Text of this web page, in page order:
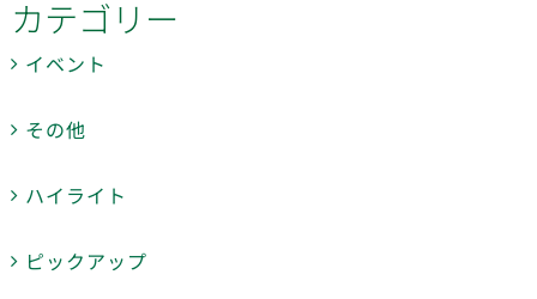
カテゴリー
イベント
その他
ハイライト
ピックアップ